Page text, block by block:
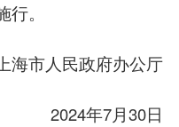
。
上海市人民政府办公厅
2024年7月30日